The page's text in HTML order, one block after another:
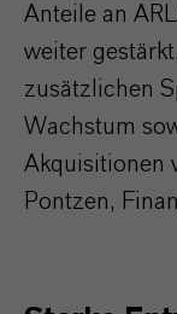
Anteile an
weiter
zusätzlichen
Wachstum
Akquisitionen
Pontzen,